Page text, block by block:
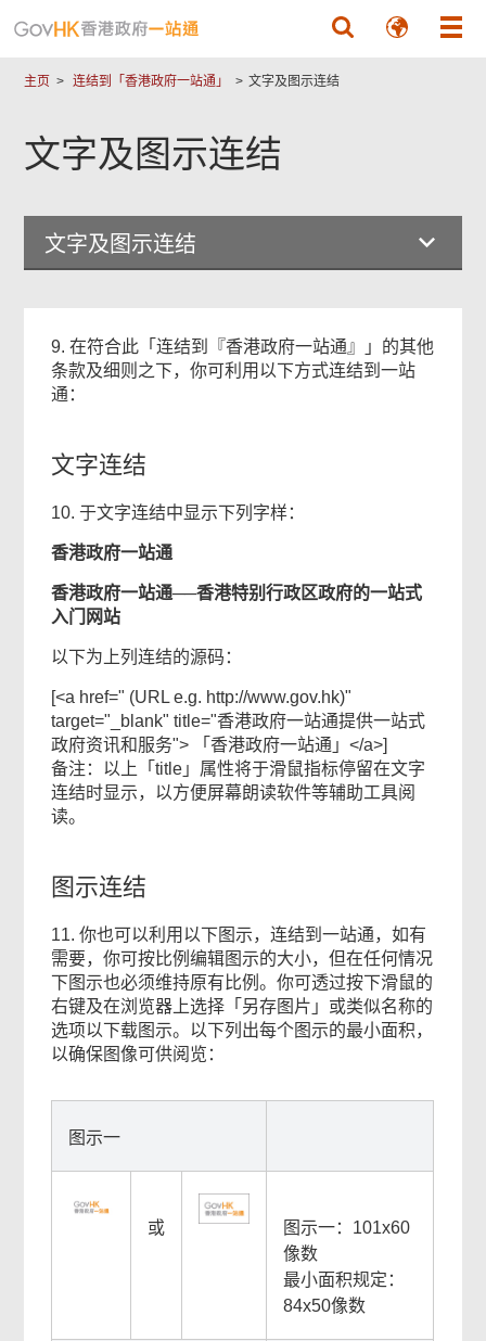
主页 连结到「香港政府一站通」 文字及图示连结
文字及图示连结
文字及图示连结
9. 在符合此「连结到『香港政府一站通』」的其他
条款及细则之下，你可利用以下方式连结到一站
通：
文字连结
10. 于文字连结中显示下列字样：
香港政府一站通
香港政府一站通──香港特别行政区政府的一站式
入门网站
以下为上列连结的源码：
[<a href=" (URL e.g. http://www.gov.hk)"
target="_blank" title="香港政府一站通提供一站式
政府资讯和服务"> 「香港政府一站通」</a>]
备注：以上「title」属性将于滑鼠指标停留在文字
连结时显示，以方便屏幕朗读软件等辅助工具阅
读。
图示连结
11. 你也可以利用以下图示，连结到一站通，如有
需要，你可按比例编辑图示的大小，但在任何情况
下图示也必须维持原有比例。你可透过按下滑鼠的
右键及在浏览器上选择「另存图片」或类似名称的
选项以下载图示。以下列出每个图示的最小面积，
以确保图像可供阅览：
图示一
或
图示一：101x60
像数
最小面积规定：
84x50像数